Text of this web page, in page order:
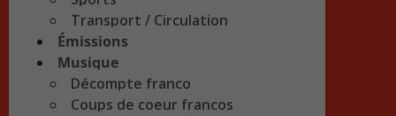
Transport / Circulation
Émissions
Musique
Décompte franco
Coups de coeur francos